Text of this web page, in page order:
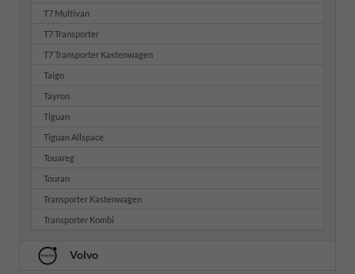
T7 Multivan
T7 Transporter
T7 Transporter Kastenwagen
Taigo
Tayron
Tiguan
Tiguan Allspace
Touareg
Touran
Transporter Kastenwagen
Transporter Kombi
Volvo